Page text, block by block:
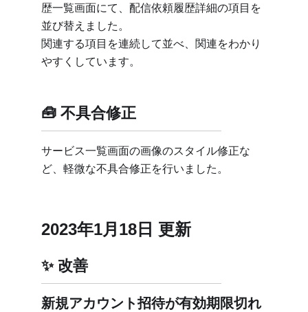
歴一覧画面にて、配信依頼履歴詳細の項目を
並び替えました。
関連する項目を連続して並べ、関連をわかり
やすくしています。
不具合修正
サービス一覧画面の画像のスタイル修正な
ど、軽微な不具合修正を行いました。
2023年1月18日 更新
改善
新規アカウント招待が有効期限切れ